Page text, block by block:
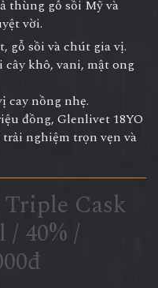
thùng gỗ sồi Mỹ và
vời.
gỗ sồi và chút gia vị.
cây khô, vani, mật ong
cay nồng nhẹ.
đồng, Glenlivet 18YO
nghiệm trọn vẹn và
Cask
/ 40% /